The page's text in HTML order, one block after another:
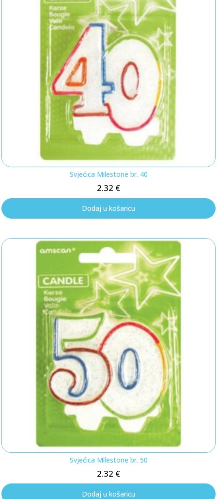
Svjećica Milestone br. 40
2.32 €
Dodaj u košaricu
Svjećica Milestone br. 50
2.32 €
Dodaj u košaricu